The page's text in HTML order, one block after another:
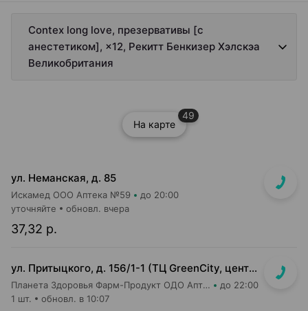
Contex long love, презервативы [с
анестетиком], ×12, Рекитт Бенкизер Хэлскэа
Великобритания
На карте
49
ул. Неманская, д. 85
Искамед ООО Аптека №59 до 20:00
37,32 р.
уточняйте обновл. вчера
ул. Притыцкого, д. 156/1-1 (ТЦ GreenCity, центральный вход со стороны метро)
Планета Здоровья Фарм-Продукт ОДО Аптека №23 до 22:00
1 шт. обновл. в 10:07